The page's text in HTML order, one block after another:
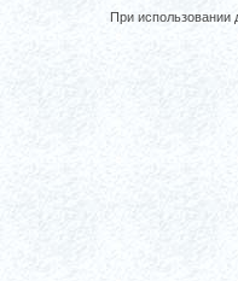
При использовании